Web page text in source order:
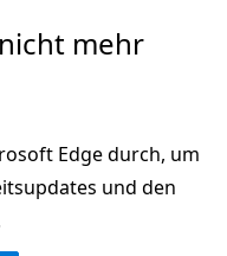
mehr
Edge durch, um
und den